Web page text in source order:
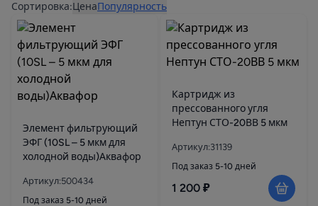
Продукты
Сортировка:ЦенаПопулярность
Элемент фильтрующий
ЭФГ (10SL – 5 мкм для
холодной воды)Аквафор
Артикул:500434
Под заказ 5-10 дней
Картридж из
прессованного угля
Нептун СТО-20ВВ 5 мкм
Артикул:31139
Под заказ 5-10 дней
1 200 ₽